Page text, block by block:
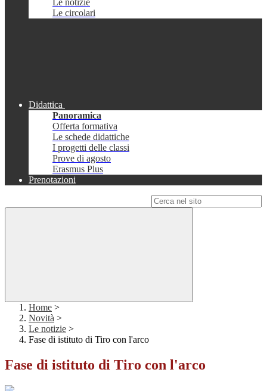
Le notizie
Le circolari
Didattica
Panoramica
Offerta formativa
Le schede didattiche
I progetti delle classi
Prove di agosto
Erasmus Plus
Prenotazioni
Home >
Novità >
Le notizie >
Fase di istituto di Tiro con l'arco
Fase di istituto di Tiro con l'arco